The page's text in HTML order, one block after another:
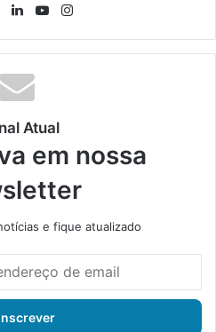
Fa
bo
ok
Lin
din
Yo
ub
ra
Atual
em nossa
e fique atualizado